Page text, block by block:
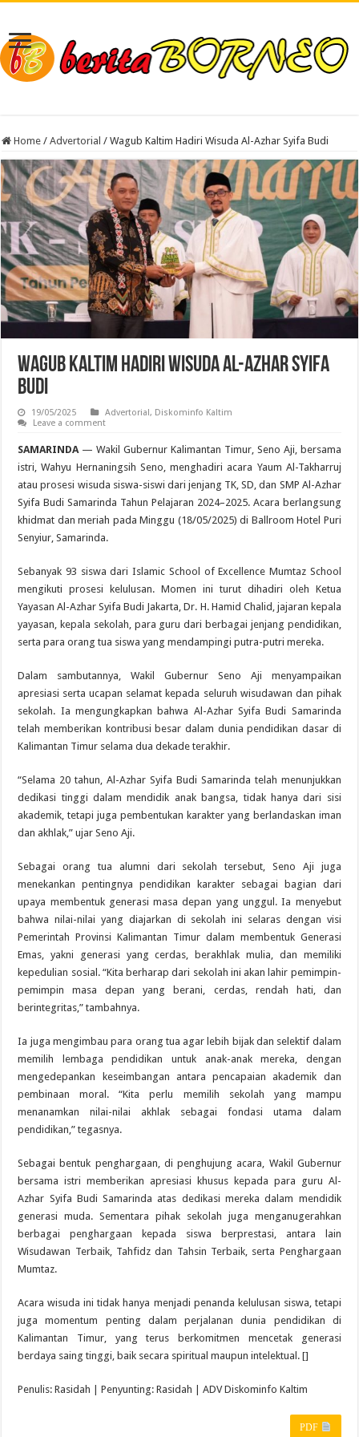
Home / Advertorial / Wagub Kaltim Hadiri Wisuda Al-Azhar Syifa Budi
Wagub Kaltim Hadiri Wisuda Al-Azhar Syifa
Budi
19/05/2025 Advertorial, Diskominfo Kaltim
Leave a comment
SAMARINDA — Wakil Gubernur Kalimantan Timur, Seno Aji, bersama
istri, Wahyu Hernaningsih Seno, menghadiri acara Yaum Al-Takharruj
atau prosesi wisuda siswa-siswi dari jenjang TK, SD, dan SMP Al-Azhar
Syifa Budi Samarinda Tahun Pelajaran 2024–2025. Acara berlangsung
khidmat dan meriah pada Minggu (18/05/2025) di Ballroom Hotel Puri
Senyiur, Samarinda.
Sebanyak 93 siswa dari Islamic School of Excellence Mumtaz School
mengikuti prosesi kelulusan. Momen ini turut dihadiri oleh Ketua
Yayasan Al-Azhar Syifa Budi Jakarta, Dr. H. Hamid Chalid, jajaran kepala
yayasan, kepala sekolah, para guru dari berbagai jenjang pendidikan,
serta para orang tua siswa yang mendampingi putra-putri mereka.
Dalam sambutannya, Wakil Gubernur Seno Aji menyampaikan
apresiasi serta ucapan selamat kepada seluruh wisudawan dan pihak
sekolah. Ia mengungkapkan bahwa Al-Azhar Syifa Budi Samarinda
telah memberikan kontribusi besar dalam dunia pendidikan dasar di
Kalimantan Timur selama dua dekade terakhir.
“Selama 20 tahun, Al-Azhar Syifa Budi Samarinda telah menunjukkan
dedikasi tinggi dalam mendidik anak bangsa, tidak hanya dari sisi
akademik, tetapi juga pembentukan karakter yang berlandaskan iman
dan akhlak,” ujar Seno Aji.
Sebagai orang tua alumni dari sekolah tersebut, Seno Aji juga
menekankan pentingnya pendidikan karakter sebagai bagian dari
upaya membentuk generasi masa depan yang unggul. Ia menyebut
bahwa nilai-nilai yang diajarkan di sekolah ini selaras dengan visi
Pemerintah Provinsi Kalimantan Timur dalam membentuk Generasi
Emas, yakni generasi yang cerdas, berakhlak mulia, dan memiliki
kepedulian sosial. “Kita berharap dari sekolah ini akan lahir pemimpin-
pemimpin masa depan yang berani, cerdas, rendah hati, dan
berintegritas,” tambahnya.
Ia juga mengimbau para orang tua agar lebih bijak dan selektif dalam
memilih lembaga pendidikan untuk anak-anak mereka, dengan
mengedepankan keseimbangan antara pencapaian akademik dan
pembinaan moral. “Kita perlu memilih sekolah yang mampu
menanamkan nilai-nilai akhlak sebagai fondasi utama dalam
pendidikan,” tegasnya.
Sebagai bentuk penghargaan, di penghujung acara, Wakil Gubernur
bersama istri memberikan apresiasi khusus kepada para guru Al-
Azhar Syifa Budi Samarinda atas dedikasi mereka dalam mendidik
generasi muda. Sementara pihak sekolah juga menganugerahkan
berbagai penghargaan kepada siswa berprestasi, antara lain
Wisudawan Terbaik, Tahfidz dan Tahsin Terbaik, serta Penghargaan
Mumtaz.
Acara wisuda ini tidak hanya menjadi penanda kelulusan siswa, tetapi
juga momentum penting dalam perjalanan dunia pendidikan di
Kalimantan Timur, yang terus berkomitmen mencetak generasi
berdaya saing tinggi, baik secara spiritual maupun intelektual. []
Penulis: Rasidah | Penyunting: Rasidah | ADV Diskominfo Kaltim
PDF